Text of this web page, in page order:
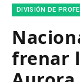
DIVISIÓN DE
frenar